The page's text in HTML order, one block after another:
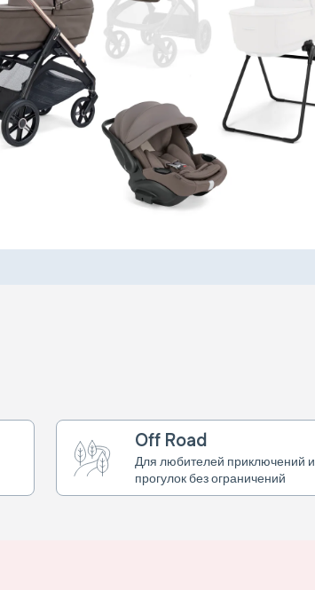
Off Road
Для любителей приключений и
прогулок без ограничений